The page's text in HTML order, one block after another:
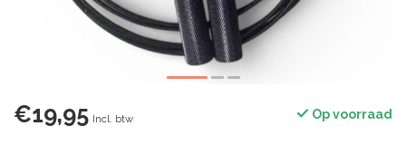
€19,95 Incl. btw Op voorraad